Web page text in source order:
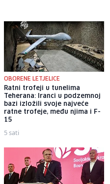
OBORENE LETJELICE
Ratni trofeji u tunelima
Teherana: Iranci u podzemnoj
bazi izložili svoje najveće
ratne trofeje, među njima i F-
15
5 sati